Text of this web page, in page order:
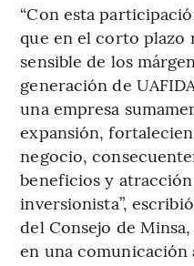
“Con esta
que en el corto plazo
sensible de los
generación de
una empresa
expansión,
negocio,
beneficios y
inversionista”,
del Consejo de
en una comunicación